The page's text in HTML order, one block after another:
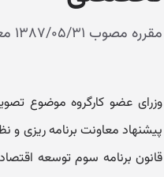
مقرره مصوب ۱۳۸۷/۰۵/۳۱ معاون اول رئیس جمهور